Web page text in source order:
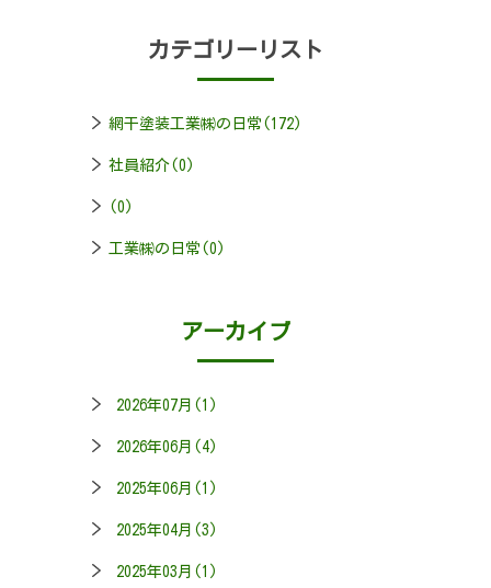
カテゴリーリスト
網干塗装工業㈱の日常(172)
社員紹介(0)
(0)
工業㈱の日常(0)
アーカイブ
2026年07月(1)
2026年06月(4)
2025年06月(1)
2025年04月(3)
2025年03月(1)